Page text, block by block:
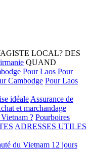
LOCAL? DES
QUAND
Pour Laos Pour
Cambodge Pour Laos
idéale Assurance de
et marchandage
? Pourboires
ADRESSES UTILES
du Vietnam 12 jours